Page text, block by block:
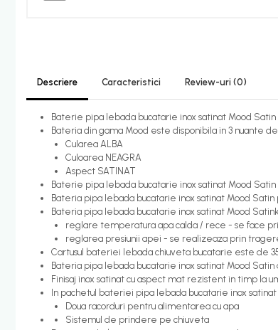
Becuri
Lustra Pendul LED
Incalzire
Calorifere electrice
Uscatoare senzor
Uscatoare de maini
Uscatoare tip Hotel
Instalatii sanitare - termice
Filtre apa
Racorduri alimentare
Robinet coltar
Organizare baie
Accesorii baie cromate
Descriere Caracteristici Review-uri (0)
Baterie pipa lebada bucatarie inox satinat Mood
Bateria din gama Mood este disponibila in 3 nuante
Cularea ALBA
Culoarea NEAGRA
Aspect SATINAT
Baterie pipa lebada bucatarie inox satinat Mood
Bateria pipa lebada bucatarie inox satinat Mood
Bateria pipa lebada bucatarie inox satinat Mood
reglare temperatura apa calda / rece - se face
reglarea presiunii apei - se realizeaza prin
Cartusul bateriei lebada chiuveta bucatarie este de
Bateria pipa lebada bucatarie inox satinat Mood
Finisaj inox satinat cu aspect mat rezistent in timp la
In pachetul bateriei pipa lebada bucatarie inox
Doua racorduri pentru alimentarea cu apa
Sistemul de prindere pe chiuveta